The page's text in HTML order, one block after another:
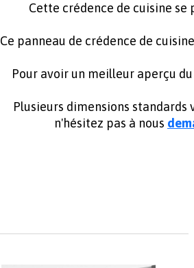
Cette crédence de cuisine
Ce panneau de crédence de
Pour avoir un meilleur aperçu
Plusieurs dimensions
n'hésitez pas à nous